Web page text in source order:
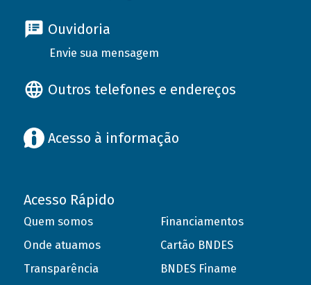
Ouvidoria
Envie sua mensagem
Outros telefones e endereços
Acesso à informação
Acesso Rápido
Quem somos
Onde atuamos
Transparência
Financiamentos
Cartão BNDES
BNDES Finame